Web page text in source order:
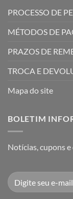
PROCESSO DE
MÉTODOS DE
PRAZOS DE
TROCA E
Mapa do site
BOLETIM
Notícias, cupons